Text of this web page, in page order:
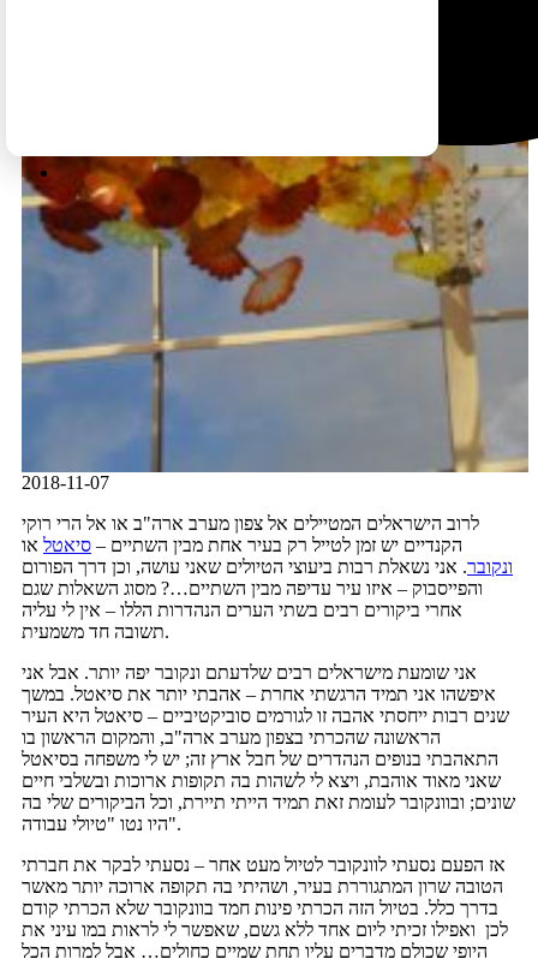
2018-11-07
לרוב הישראלים המטיילים אל צפון מערב ארה"ב או אל הרי רוקי
הקנדיים יש זמן לטייל רק בעיר אחת מבין השתיים – סיאטל או
ונקובר. אני נשאלת רבות ביעוצי הטיולים שאני עושה, וכן דרך הפורום
והפייסבוק – איזו עיר עדיפה מבין השתיים…? מסוג השאלות שגם
אחרי ביקורים רבים בשתי הערים הנהדרות הללו – אין לי עליה
תשובה חד משמעית.
אני שומעת מישראלים רבים שלדעתם ונקובר יפה יותר. אבל אני
איפשהו אני תמיד הרגשתי אחרת – אהבתי יותר את סיאטל. במשך
שנים רבות ייחסתי אהבה זו לגורמים סוביקטיביים – סיאטל היא העיר
הראשונה שהכרתי בצפון מערב ארה"ב, והמקום הראשון בו
התאהבתי בנופים הנהדרים של חבל ארץ זה; יש לי משפחה בסיאטל
שאני מאוד אוהבת, ויצא לי לשהות בה תקופות ארוכות ובשלבי חיים
שונים; ובוונקובר לעומת זאת תמיד הייתי תיירת, וכל הביקורים שלי בה
היו נטו "טיולי עבודה".
אז הפעם נסעתי לוונקובר לטיול מעט אחר – נסעתי לבקר את חברתי
הטובה שרון המתגוררת בעיר, ושהיתי בה תקופה ארוכה יותר מאשר
בדרך כלל. בטיול הזה הכרתי פינות חמד בוונקובר שלא הכרתי קודם
לכן ואפילו זכיתי ליום אחד ללא גשם, שאפשר לי לראות במו עיני את
היופי שכולם מדברים עליו תחת שמיים כחולים… אבל למרות הכל